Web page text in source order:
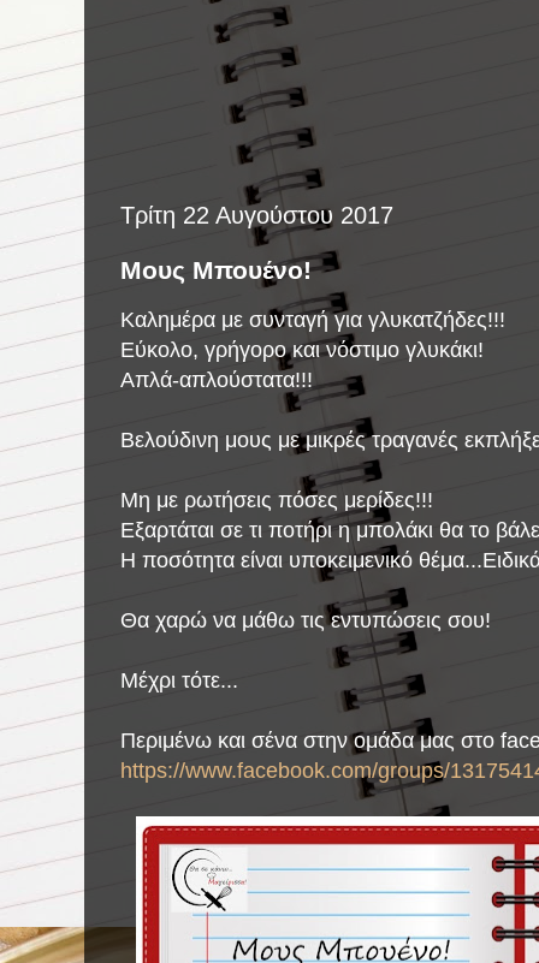
Τρίτη 22 Αυγούστου 2017
Μους Μπουένο!
Καλημέρα με συνταγή για γλυκατζήδες!!!
Εύκολο, γρήγορο και νόστιμο γλυκάκι!
Απλά-απλούστατα!!!
Βελούδινη μους με μικρές τραγανές
Μη με ρωτήσεις πόσες μερίδες!!!
Εξαρτάται σε τι ποτήρι η μπολάκι θα το
Η ποσότητα είναι υποκειμενικό
Θα χαρώ να μάθω τις εντυπώσεις σου!
Μέχρι τότε...
Περιμένω και σένα στην ομάδα μας στο
https://www.facebook.com/groups/